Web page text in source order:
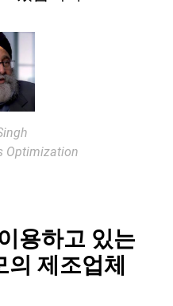
Optimization
용하고 있는
의 제조업체